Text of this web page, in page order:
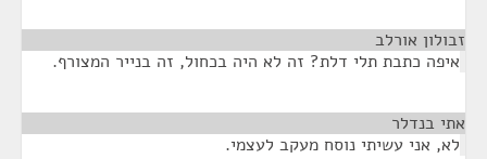
זבולון אורלב
איפה כתבת תלי דלת? זה לא היה בכחול, זה בנייר המצורף.
אתי בנדלר
לא, אני עשיתי נוסח מעקב לעצמי.